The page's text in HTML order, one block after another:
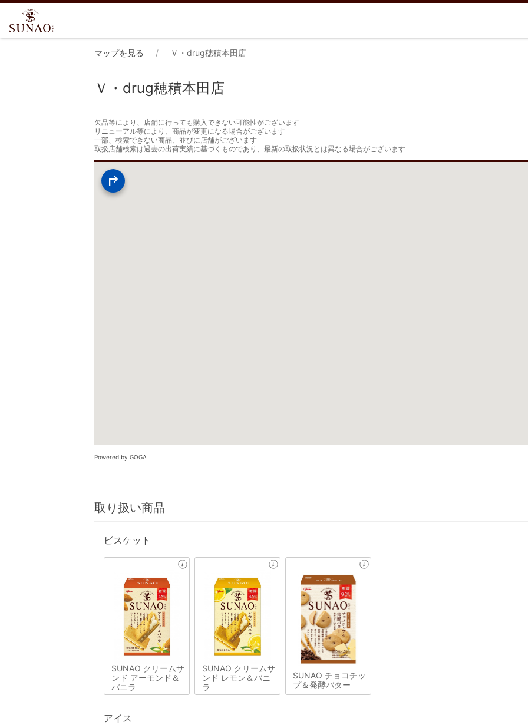
マップを見る Ｖ・drug穂積本田店
Ｖ・drug穂積本田店
欠品等により、店舗に行っても購入できない可能性がございます
リニューアル等により、商品が変更になる場合がございます
一部、検索できない商品、並びに店舗がございます
取扱店舗検索は過去の出荷実績に基づくものであり、最新の取扱状況とは異なる場合がございます
Powered by GOGA
取り扱い商品
ビスケット
SUNAO クリームサ
ンド アーモンド＆
バニラ
SUNAO クリームサ
ンド レモン＆バニ
ラ
SUNAO チョコチッ
プ＆発酵バター
アイス